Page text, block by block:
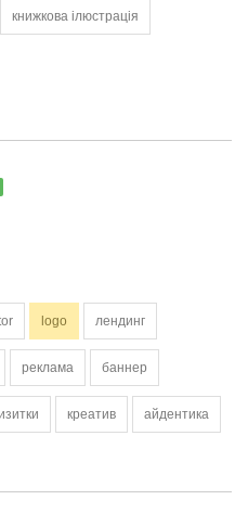
книжкова ілюстрація
logo лендинг
реклама баннер
креатив айдентика